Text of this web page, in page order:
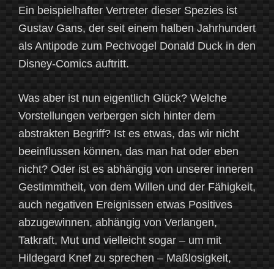
Ein beispielhafter Vertreter dieser Spezies ist
Gustav Gans, der seit einem halben Jahrhundert
als Antipode zum Pechvogel Donald Duck in den
Disney-Comics auftritt.
Was aber ist nun eigentlich Glück? Welche
Vorstellungen verbergen sich hinter dem
abstrakten Begriff? Ist es etwas, das wir nicht
beeinflussen können, das man hat oder eben
nicht? Oder ist es abhängig von unserer inneren
Gestimmtheit, von dem Willen und der Fähigkeit,
auch negativen Ereignissen etwas Positives
abzugewinnen, abhängig von Verlangen,
Tatkraft, Mut und vielleicht sogar – um mit
Hildegard Knef zu sprechen – Maßlosigkeit,